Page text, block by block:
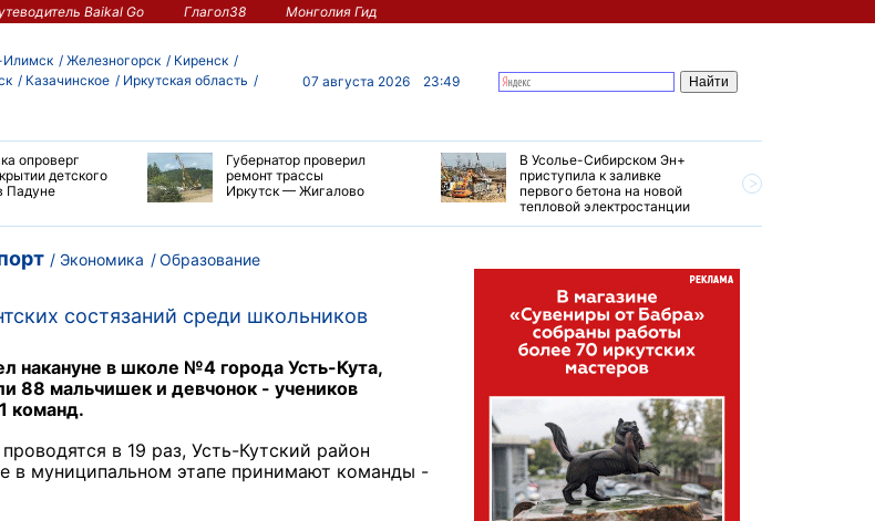
Baikal Go Глагол38 Монголия Гид
Илимск Железногорск
Киренск
Казачинское
Иркутская область
07 августа 2026 23:49
опроверг
детского
Падуне
Губернатор проверил
ремонт трассы
Иркутск — Жигалово
В Усолье-Сибирском Эн+
приступила к заливке
первого бетона на новой
тепловой электростанции
Экономика Образование
состязаний среди школьников
накануне в школе №4 города Усть-Кута,
88 мальчишек и девчонок - учеников
команд.
в 19 раз, Усть-Кутский район
в муниципальном этапе принимают команды -